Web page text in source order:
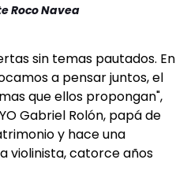
Roco Navea
sin temas pautados. En
a pensar juntos, el
que ellos propongan",
Gabriel Rolón, papá de
y hace una
violinista, catorce años